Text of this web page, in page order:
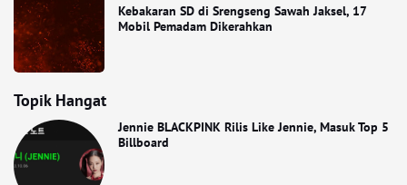
Kebakaran SD di Srengseng Sawah Jaksel, 17
Mobil Pemadam Dikerahkan
Topik Hangat
Jennie BLACKPINK Rilis Like Jennie, Masuk Top 5
Billboard